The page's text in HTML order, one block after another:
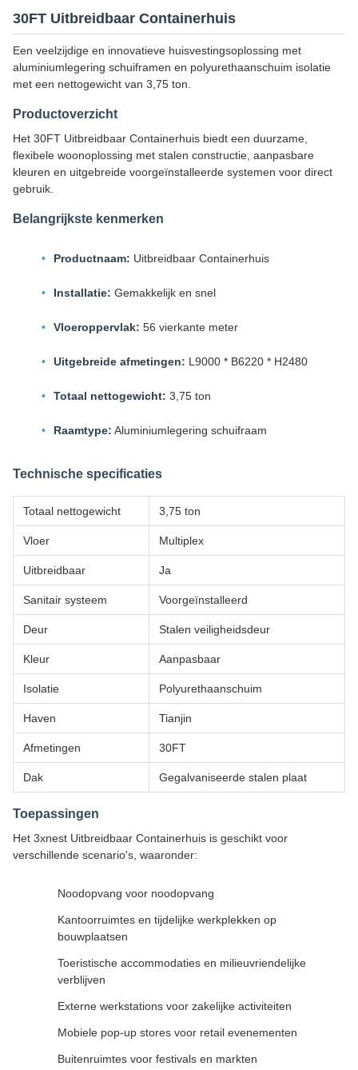
30FT Uitbreidbaar Containerhuis
Een veelzijdige en innovatieve huisvestingsoplossing met
aluminiumlegering schuiframen en polyurethaanschuim isolatie
met een nettogewicht van 3,75 ton.
Productoverzicht
Het 30FT Uitbreidbaar Containerhuis biedt een duurzame,
flexibele woonoplossing met stalen constructie, aanpasbare
kleuren en uitgebreide voorgeïnstalleerde systemen voor direct
gebruik.
Belangrijkste kenmerken
Productnaam: Uitbreidbaar Containerhuis
Installatie: Gemakkelijk en snel
Vloeroppervlak: 56 vierkante meter
Uitgebreide afmetingen: L9000 * B6220 * H2480
Totaal nettogewicht: 3,75 ton
Raamtype: Aluminiumlegering schuifraam
Technische specificaties
Totaal nettogewicht 3,75 ton
Vloer Multiplex
Uitbreidbaar Ja
Sanitair systeem Voorgeïnstalleerd
Deur Stalen veiligheidsdeur
Kleur Aanpasbaar
Isolatie Polyurethaanschuim
Haven Tianjin
Afmetingen 30FT
Dak Gegalvaniseerde stalen plaat
Toepassingen
Het 3xnest Uitbreidbaar Containerhuis is geschikt voor
verschillende scenario's, waaronder:
Noodopvang voor noodopvang
Kantoorruimtes en tijdelijke werkplekken op
bouwplaatsen
Toeristische accommodaties en milieuvriendelijke
verblijven
Externe werkstations voor zakelijke activiteiten
Mobiele pop-up stores voor retail evenementen
Buitenruimtes voor festivals en markten